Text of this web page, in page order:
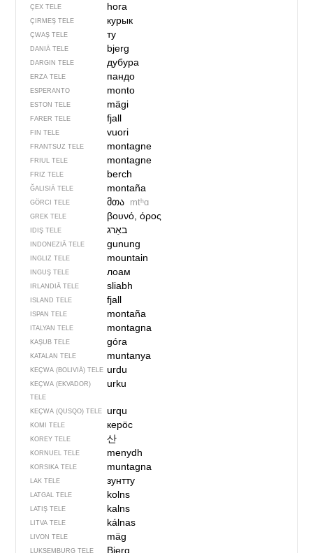
ÇEX TELE hora
ÇIRMEŞ TELE курык
ÇWAŞ TELE ту
DANIÄ TELE bjerg
DARGIN TELE дубура
ERZA TELE пандо
ESPERANTO monto
ESTON TELE mägi
FARER TELE fjall
FIN TELE vuori
FRANTSUZ TELE montagne
FRIUL TELE montagne
FRIZ TELE berch
ĞALISIÄ TELE montaña
GÖRCI TELE მთა mtʰɑ
GREK TELE βουνό, όρος
IDIŞ TELE
INDONEZIÄ TELE gunung
INGLIZ TELE mountain
INGUŞ TELE лоам
IRLANDIÄ TELE sliabh
ISLAND TELE fjall
ISPAN TELE montaña
ITALYAN TELE montagna
KAŞUB TELE góra
KATALAN TELE muntanya
KEÇWA (BOLIVIÄ) TELE urdu
KEÇWA (EKVADOR)
TELE
urku
KEÇWA (QUSQO) TELE urqu
KOMI TELE керӧс
KOREY TELE 산
KORNUEL TELE menydh
KORSIKA TELE muntagna
LAK TELE зунтту
LATGAL TELE kolns
LATIŞ TELE kalns
LITVA TELE kálnas
LIVON TELE mäg
LUKSEMBURG TELE Bierg